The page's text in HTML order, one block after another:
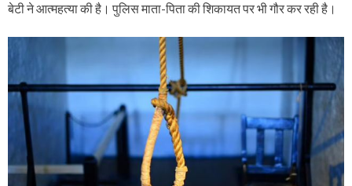
बेटी ने आत्महत्या की है। पुलिस माता-पिता की शिकायत पर भी गौर कर रही है।